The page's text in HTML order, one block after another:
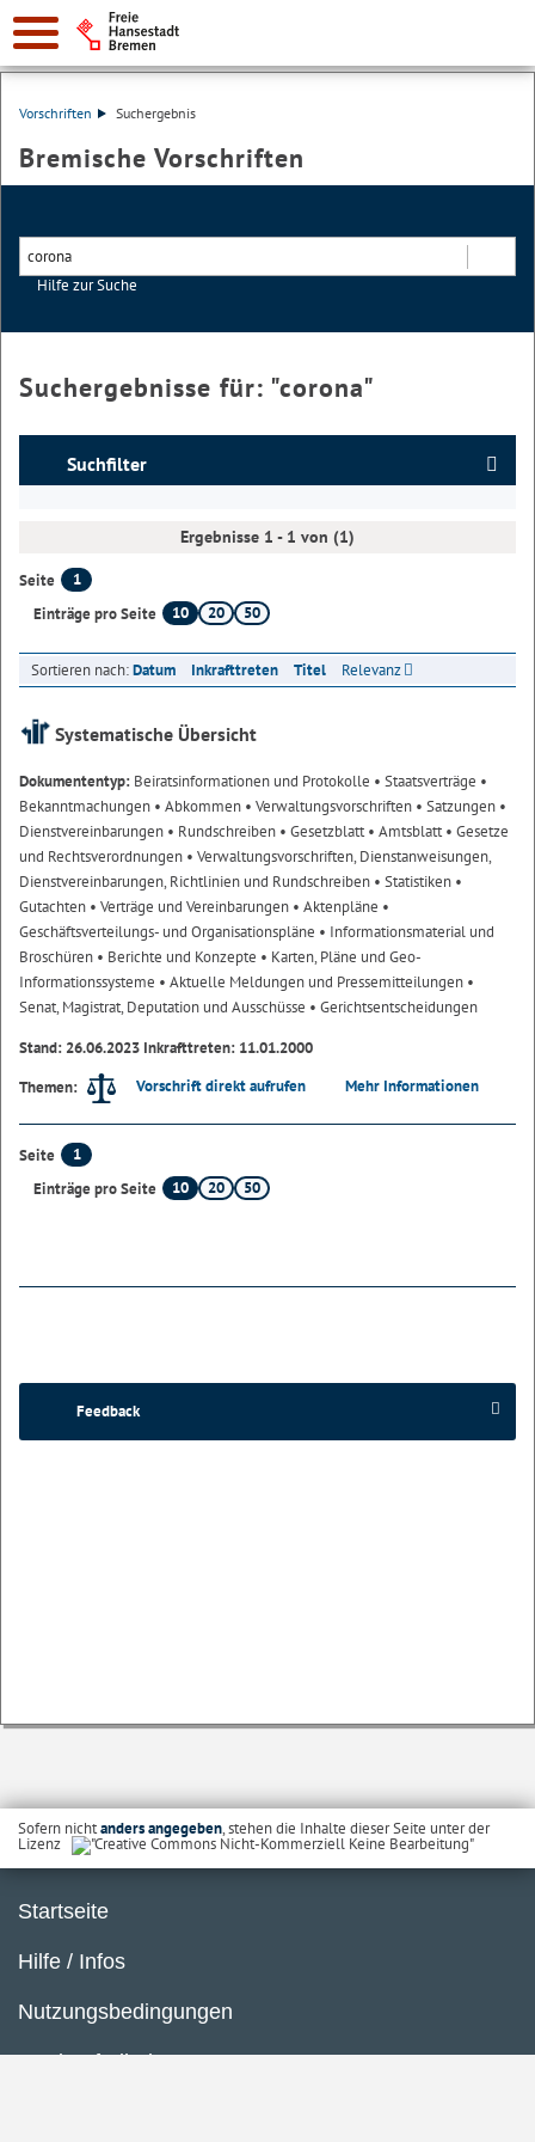
Vorschriften Suchergebnis
Bremische Vorschriften
Hilfe zur Suche
Suchergebnisse für: "corona"
Suchfilter
Ergebnisse 1 - 1 von (1)
Seite
1
Einträge pro Seite
10 20 50
Sortieren nach:Datum Inkrafttreten Titel Relevanz
Systematische Übersicht
Dokumententyp: Beiratsinformationen und Protokolle • Staatsverträge •
Bekanntmachungen • Abkommen • Verwaltungsvorschriften • Satzungen •
Dienstvereinbarungen • Rundschreiben • Gesetzblatt• Amtsblatt• Gesetze
und Rechtsverordnungen • Verwaltungsvorschriften, Dienstanweisungen,
Dienstvereinbarungen, Richtlinien und Rundschreiben • Statistiken •
Gutachten • Verträge und Vereinbarungen • Aktenpläne •
Geschäftsverteilungs- und Organisationspläne • Informationsmaterial und
Broschüren • Berichte und Konzepte • Karten, Pläne und Geo-
Informationssysteme • Aktuelle Meldungen und Pressemitteilungen •
Senat, Magistrat, Deputation und Ausschüsse • Gerichtsentscheidungen
Stand: 26.06.2023 Inkrafttreten: 11.01.2000
Themen:
Vorschrift direkt aufrufen Mehr Informationen
Seite
1
Einträge pro Seite
10 20 50
Feedback
Sofern nichtanders angegeben, stehen die Inhalte dieser Seite unter der
Lizenz
Startseite
Hilfe / Infos
Nutzungsbedingungen
Barrierefreiheit